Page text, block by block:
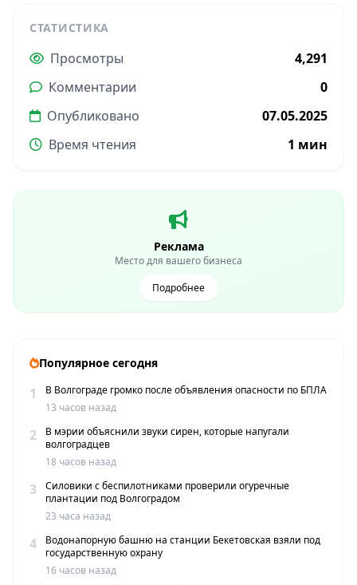
СТАТИСТИКА
Просмотры
4,291
Комментарии
0
Опубликовано
07.05.2025
Время чтения
1 мин
Реклама
Место для вашего бизнеса
Подробнее
Популярное сегодня
1
В Волгограде громко после объявления опасности по БПЛА
13 часов назад
2
В мэрии объяснили звуки сирен, которые напугали
волгоградцев
18 часов назад
3
Силовики с беспилотниками проверили огуречные
плантации под Волгоградом
23 часа назад
4
Водонапорную башню на станции Бекетовская взяли под
государственную охрану
16 часов назад